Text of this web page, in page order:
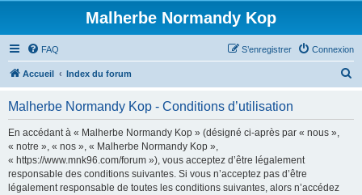
Malherbe Normandy Kop
FAQ Connexion
S’enregistrer
Accueil Index du forum
Malherbe Normandy Kop - Conditions d’utilisation
En accédant à « Malherbe Normandy Kop » (désigné ci-après par « nous »,
« notre », « nos », « Malherbe Normandy Kop »,
« https://www.mnk96.com/forum »), vous acceptez d’être légalement
responsable des conditions suivantes. Si vous n’acceptez pas d’être
légalement responsable de toutes les conditions suivantes, alors n’accédez